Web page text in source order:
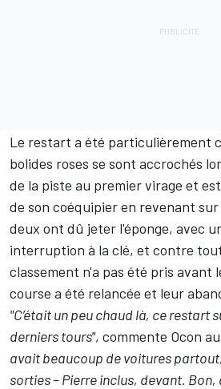
Le restart a été particulièrement
bolides roses se sont accrochés
de la piste au premier virage et
de son coéquipier en revenant
deux ont dû jeter l'éponge, avec
interruption à la clé, et contre
classement n'a pas été pris avant
course a été relancée et leur
"C’était un peu chaud là, ce restart
derniers tours", commente Ocon
avait beaucoup de voitures
sorties – Pierre inclus, devant. Bon,